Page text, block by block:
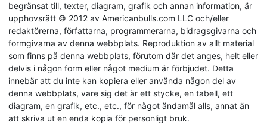
begränsat till, texter, diagram, grafik och annan information, är
upphovsrätt © 2012 av Americanbulls.com LLC och/eller
redaktörerna, författarna, programmerarna, bidragsgivarna och
formgivarna av denna webbplats. Reproduktion av allt material
som finns på denna webbplats, förutom där det anges, helt eller
delvis i någon form eller något medium är förbjudet. Detta
innebär att du inte kan kopiera eller använda någon del av
denna webbplats, vare sig det är ett stycke, en tabell, ett
diagram, en grafik, etc., etc., för något ändamål alls, annat än
att skriva ut en enda kopia för personligt bruk.